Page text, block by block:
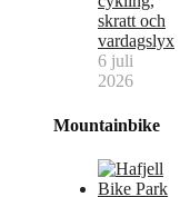
skratt och
vardagslyx
6 juli
2026
Mountainbike